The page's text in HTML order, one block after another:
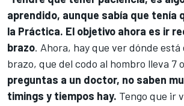
aprendido, aunque sabía que tenía
la Práctica. El objetivo ahora es ir
brazo. Ahora, hay que ver dónde está
brazo, que del codo al hombro lleva 7
preguntas a un doctor, no saben
timings y tiempos hay. Tengo que ir